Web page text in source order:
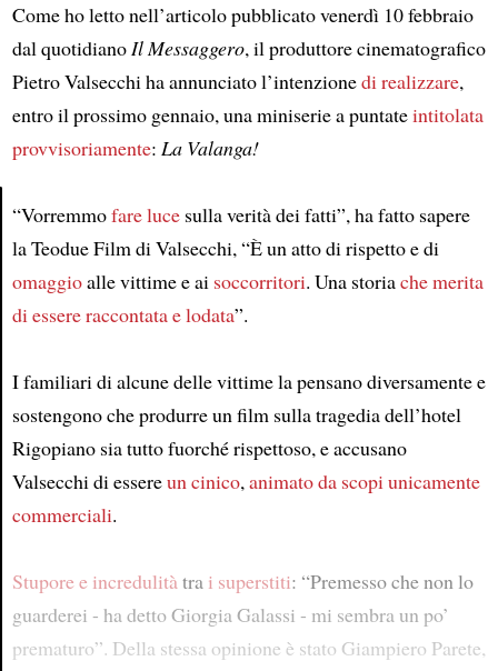
Article
Come ho letto nell’articolo pubblicato venerdì 10 febbraio
dal quotidianoIl Messaggero, il produttore cinematografico
Pietro Valsecchi ha annunciato l’intenzionedi realizzare,
entro il prossimo gennaio, una miniserie a puntateintitolata
provvisoriamente: La Valanga!
“Vorremmofare lucesulla verità dei fatti”, ha fatto sapere
la Teodue Film di Valsecchi, “È un atto di rispetto e di
omaggioalle vittime e ai soccorritori. Una storiache merita
di essere raccontata e lodata”.
I familiari di alcune delle vittime la pensano diversamente e
sostengono che produrre un film sulla tragedia dell’hotel
Rigopiano sia tutto fuorché rispettoso, e accusano
Valsecchi di essereun cinico,animato da scopi unicamente
commerciali.
Stupore e incredulitàtra i superstiti: “Premesso che non lo
guarderei - ha detto Giorgia Galassi - mi sembra un po’
prematuro”. Della stessa opinione è stato Giampiero Parete,